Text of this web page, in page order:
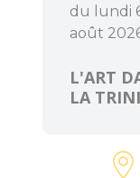
du lundi
août
L'ART
LA